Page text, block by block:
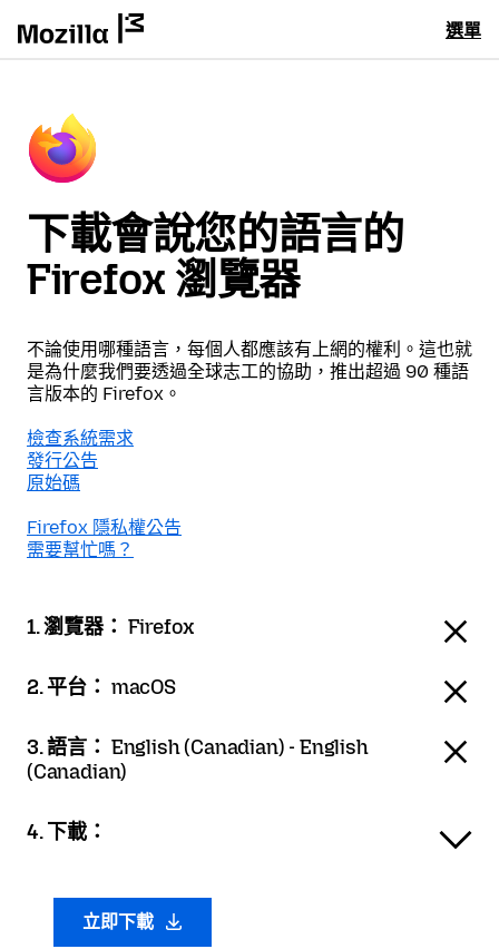
選單
下載會說您的語言的
Firefox 瀏覽器
不論使用哪種語言，每個人都應該有上網的權利。這也就
是為什麼我們要透過全球志工的協助，推出超過 90 種語
言版本的 Firefox。
檢查系統需求
發行公告
原始碼
Firefox 隱私權公告
需要幫忙嗎？
1. 瀏覽器： Firefox
2. 平台： macOS
3. 語言： English (Canadian) - English
(Canadian)
4. 下載：
立即下載